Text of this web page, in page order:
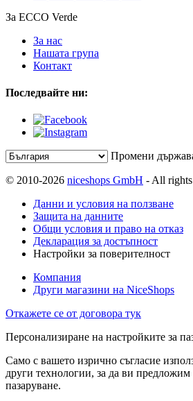
За ECCO Verde
За нас
Нашата група
Контакт
Последвайте ни:
Промени
© 2010-2026 niceshops GmbH - All rights
Данни и условия на ползване
Защита на данните
Общи условия и право на отказ
Декларация за достъпност
Настройки за поверителност
Компания
Други магазини на NiceShops
Откажете се от договора тук
Персонализиране на настройките за
Само с вашето изрично съгласие
други технологии, за да ви предложим
пазаруване.